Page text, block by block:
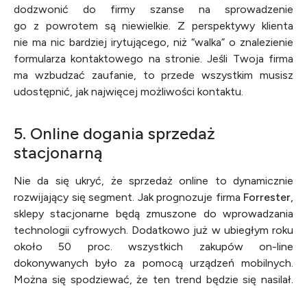
dodzwonić do firmy szanse na sprowadzenie
go z powrotem są niewielkie. Z perspektywy klienta
nie ma nic bardziej irytującego, niż “walka” o znalezienie
formularza kontaktowego na stronie. Jeśli Twoja firma
ma wzbudzać zaufanie, to przede wszystkim musisz
udostępnić, jak najwięcej możliwości kontaktu.
5. Online dogania sprzedaż
stacjonarną
Nie da się ukryć, że sprzedaż online to dynamicznie
rozwijający się segment. Jak prognozuje firma Forrester,
sklepy stacjonarne będą zmuszone do wprowadzania
technologii cyfrowych. Dodatkowo już w ubiegłym roku
około 50 proc. wszystkich zakupów on-line
dokonywanych było za pomocą urządzeń mobilnych.
Można się spodziewać, że ten trend będzie się nasilał.